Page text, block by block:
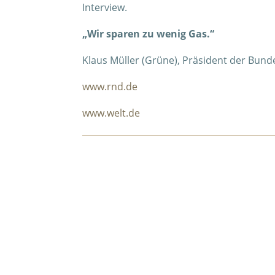
Interview.
„Wir sparen zu wenig Gas.“
Klaus Müller (Grüne), Präsident der
www.rnd.de
www.welt.de